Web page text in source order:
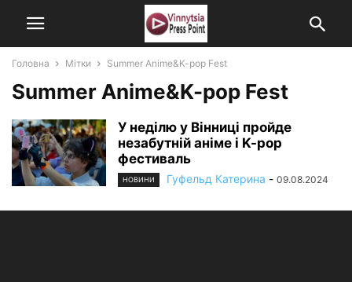
Головна Мітки Summer Anime&K-pop Fest
Summer Anime&K-pop Fest
У неділю у Вінниці пройде
незабутній аніме і K-pop
фестиваль
НОВИНИ Гуфельд Катерина - 09.08.2024